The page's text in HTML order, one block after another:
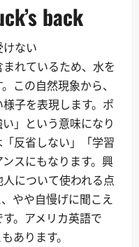
back
けない
れているため、水を
この自然現象から、
子を表現します。ポ
」という意味になり
反省しない」「学習
スにもなります。興
について使われる点
やや自慢げに聞こえ
。アメリカ英語で
あります。